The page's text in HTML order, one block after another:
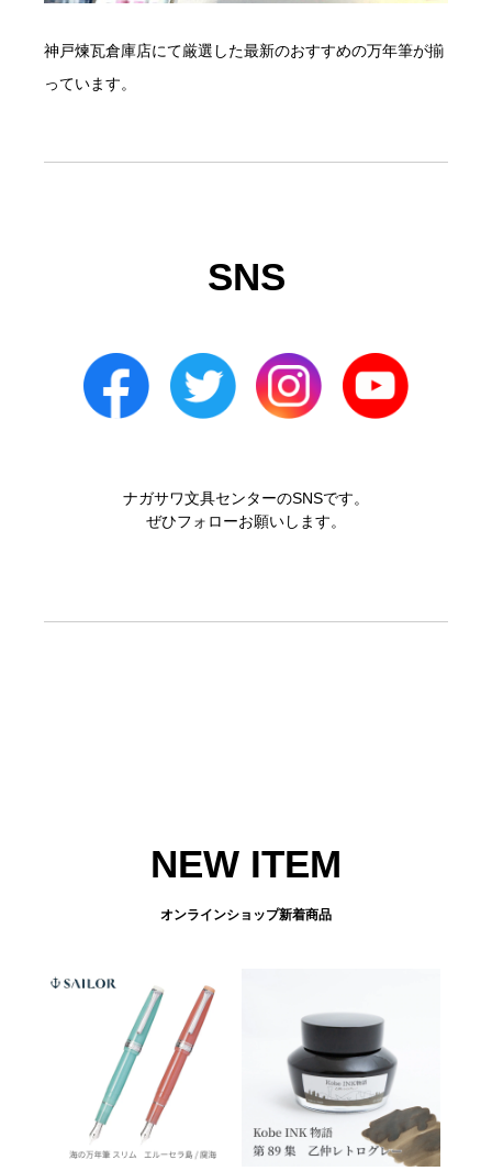
神戸煉瓦倉庫店にて厳選した最新のおすすめの万年筆が揃
っています。
SNS
ナガサワ文具センターのSNSです。
ぜひフォローお願いします。
NEW ITEM
オンラインショップ新着商品